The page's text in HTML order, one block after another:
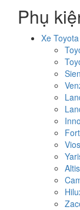
Phụ
Xe Toyota
Vios
Altis